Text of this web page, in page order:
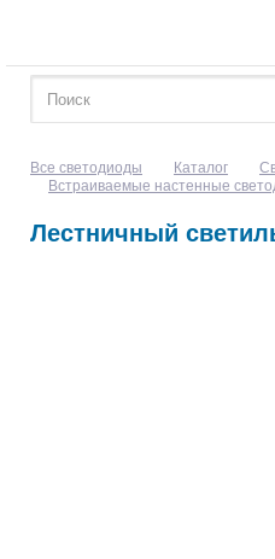
Все светодиоды Каталог
Встраиваемые настенные
Лестничный